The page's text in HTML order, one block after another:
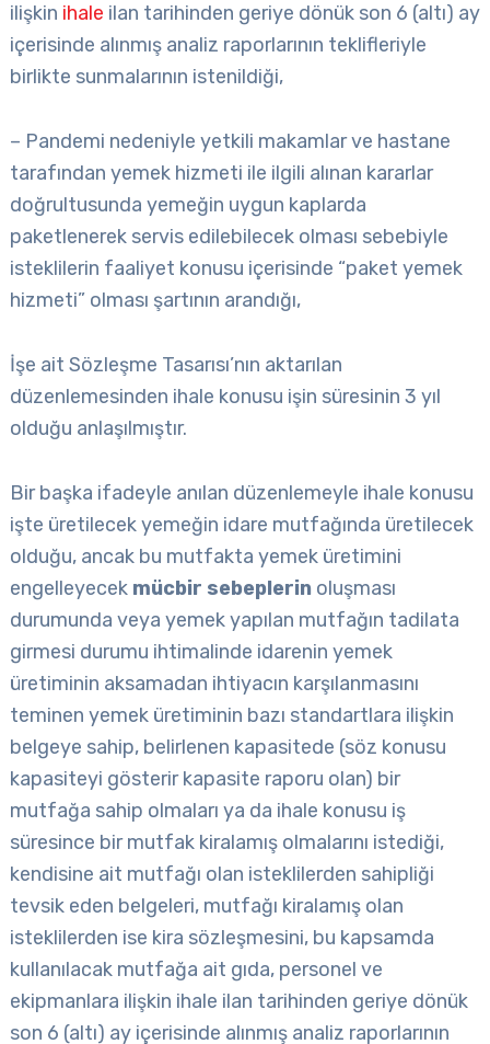
ilişkin ihale ilan tarihinden geriye dönük son 6 (altı) ay
içerisinde alınmış analiz raporlarının teklifleriyle
birlikte sunmalarının istenildiği,
– Pandemi nedeniyle yetkili makamlar ve hastane
tarafından yemek hizmeti ile ilgili alınan kararlar
doğrultusunda yemeğin uygun kaplarda
paketlenerek servis edilebilecek olması sebebiyle
isteklilerin faaliyet konusu içerisinde “paket yemek
hizmeti” olması şartının arandığı,
İşe ait Sözleşme Tasarısı’nın aktarılan
düzenlemesinden ihale konusu işin süresinin 3 yıl
olduğu anlaşılmıştır.
Bir başka ifadeyle anılan düzenlemeyle ihale konusu
işte üretilecek yemeğin idare mutfağında üretilecek
olduğu, ancak bu mutfakta yemek üretimini
engelleyecek mücbir sebeplerinoluşması
durumunda veya yemek yapılan mutfağın tadilata
girmesi durumu ihtimalinde idarenin yemek
üretiminin aksamadan ihtiyacın karşılanmasını
teminen yemek üretiminin bazı standartlara ilişkin
belgeye sahip, belirlenen kapasitede (söz konusu
kapasiteyi gösterir kapasite raporu olan) bir
mutfağa sahip olmaları ya da ihale konusu iş
süresince bir mutfak kiralamış olmalarını istediği,
kendisine ait mutfağı olan isteklilerden sahipliği
tevsik eden belgeleri, mutfağı kiralamış olan
isteklilerden ise kira sözleşmesini, bu kapsamda
kullanılacak mutfağa ait gıda, personel ve
ekipmanlara ilişkin ihale ilan tarihinden geriye dönük
son 6 (altı) ay içerisinde alınmış analiz raporlarının